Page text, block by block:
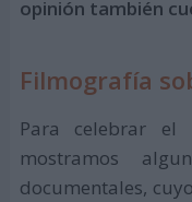
opinión también
Filmografía
Para celebrar el
mostramos
documentales,